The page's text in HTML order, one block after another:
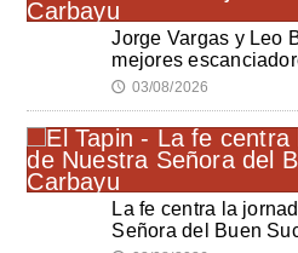
Jorge Vargas y Leo
mejores
🕔 03/08/2026
La fe centra la
Señora del Buen